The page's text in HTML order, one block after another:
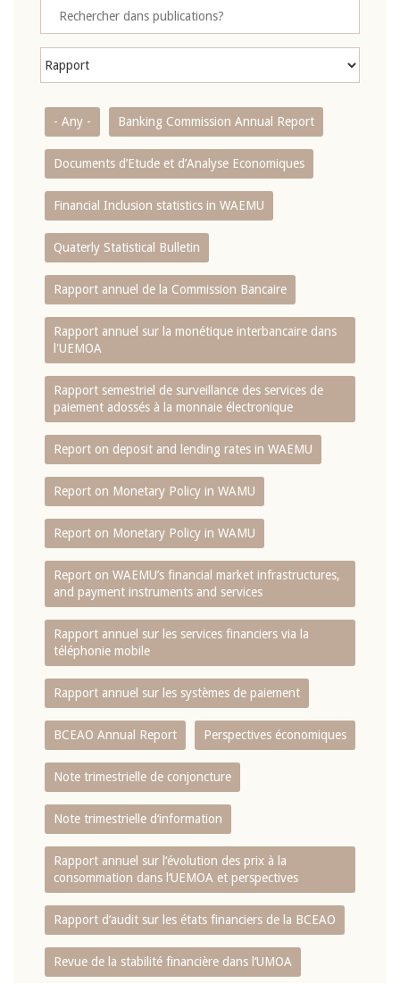
- Any - Banking Commission Annual Report
Documents d’Etude et d’Analyse Economiques
Financial Inclusion statistics in WAEMU
Quaterly Statistical Bulletin
Rapport annuel de la Commission Bancaire
Rapport annuel sur la monétique interbancaire dans
l'UEMOA
Rapport semestriel de surveillance des services de
paiement adossés à la monnaie électronique
Report on deposit and lending rates in WAEMU
Report on Monetary Policy in WAMU
Report on Monetary Policy in WAMU
Report on WAEMU’s financial market infrastructures,
and payment instruments and services
Rapport annuel sur les services financiers via la
téléphonie mobile
Rapport annuel sur les systèmes de paiement
BCEAO Annual Report Perspectives économiques
Note trimestrielle de conjoncture
Note trimestrielle d‘information
Rapport annuel sur l‘évolution des prix à la
consommation dans l‘UEMOA et perspectives
Rapport d‘audit sur les états financiers de la BCEAO
Revue de la stabilité financière dans l‘UMOA